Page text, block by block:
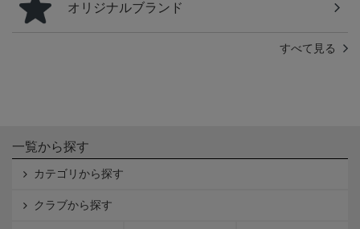
オリジナルブランド
すべて見る
一覧から探す
カテゴリから探す
クラブから探す